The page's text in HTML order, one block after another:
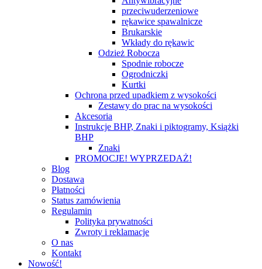
przeciwuderzeniowe
rękawice spawalnicze
Brukarskie
Wkłady do rękawic
Odzież Robocza
Spodnie robocze
Ogrodniczki
Kurtki
Ochrona przed upadkiem z wysokości
Zestawy do prac na wysokości
Akcesoria
Instrukcje BHP, Znaki i piktogramy, Książki
BHP
Znaki
PROMOCJE! WYPRZEDAŻ!
Blog
Dostawa
Płatności
Status zamówienia
Regulamin
Polityka prywatności
Zwroty i reklamacje
O nas
Kontakt
Nowość!